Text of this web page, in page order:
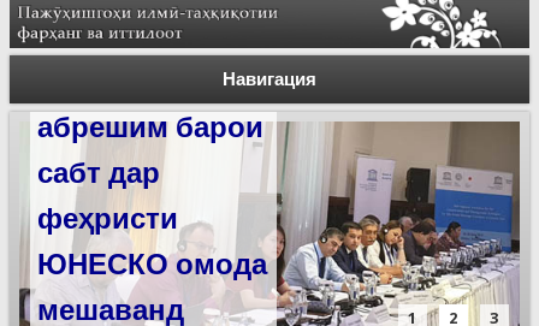
Навигация
Силсилаи
ёдгориҳои роҳи
абрешим барои
сабт дар
феҳристи
ЮНЕСКО омода
мешаванд
1 2 3